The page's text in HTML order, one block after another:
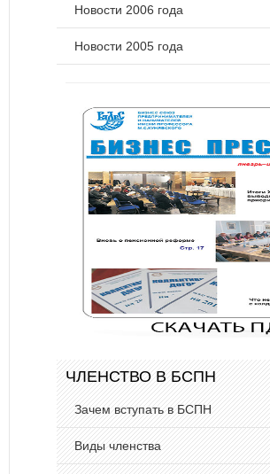
Новости 2006 года
Новости 2005 года
ЧЛЕНСТВО В БСПН
Зачем вступать в БСПН
Виды членства